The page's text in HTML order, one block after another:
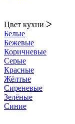
Цвет кухни ᐳ
Белые
Бежевые
Коричневые
Серые
Красные
Жёлтые
Сиреневые
Зелёные
Синие